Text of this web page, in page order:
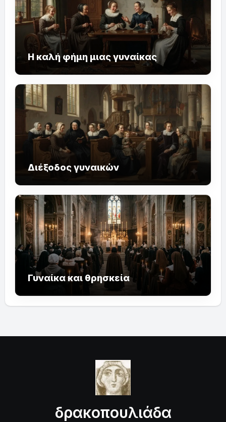
Η καλή φήμη μιας γυναίκας
Διέξοδος γυναικών
Γυναίκα και θρησκεία
δρακοπουλιάδα